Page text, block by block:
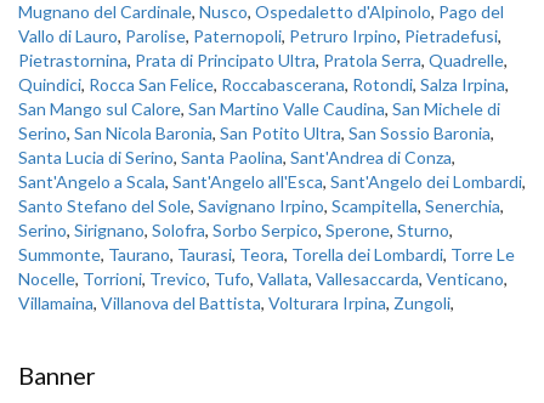
Mugnano del Cardinale, Nusco, Ospedaletto d'Alpinolo, Pago del
Vallo di Lauro, Parolise, Paternopoli, Petruro Irpino, Pietradefusi,
Pietrastornina, Prata di Principato Ultra, Pratola Serra, Quadrelle,
Quindici, Rocca San Felice, Roccabascerana, Rotondi, Salza Irpina,
San Mango sul Calore, San Martino Valle Caudina, San Michele di
Serino, San Nicola Baronia, San Potito Ultra, San Sossio Baronia,
Santa Lucia di Serino, Santa Paolina, Sant'Andrea di Conza,
Sant'Angelo a Scala, Sant'Angelo all'Esca, Sant'Angelo dei Lombardi,
Santo Stefano del Sole, Savignano Irpino, Scampitella, Senerchia,
Serino, Sirignano, Solofra, Sorbo Serpico, Sperone, Sturno,
Summonte, Taurano, Taurasi, Teora, Torella dei Lombardi, Torre Le
Nocelle, Torrioni, Trevico, Tufo, Vallata, Vallesaccarda, Venticano,
Villamaina, Villanova del Battista, Volturara Irpina, Zungoli,
Banner